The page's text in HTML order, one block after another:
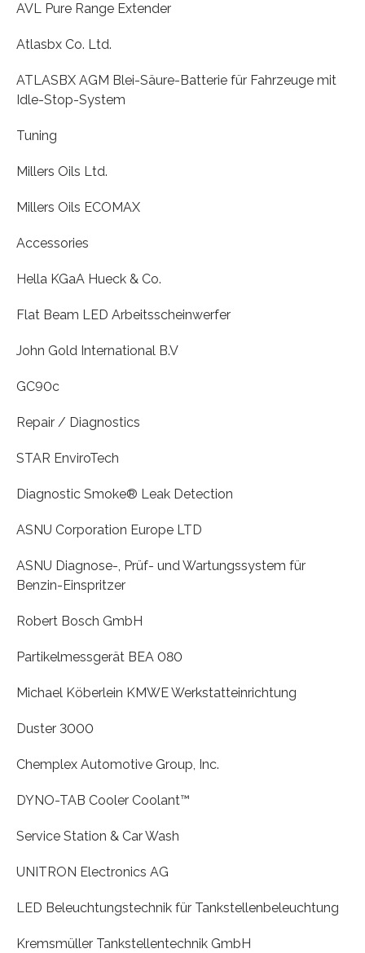
AVL Pure Range Extender
Atlasbx Co. Ltd.
ATLASBX AGM Blei-Säure-Batterie für Fahrzeuge mit
Idle-Stop-System
Tuning
Millers Oils Ltd.
Millers Oils ECOMAX
Accessories
Hella KGaA Hueck & Co.
Flat Beam LED Arbeitsscheinwerfer
John Gold International B.V
GC90c
Repair / Diagnostics
STAR EnviroTech
Diagnostic Smoke® Leak Detection
ASNU Corporation Europe LTD
ASNU Diagnose-, Prüf- und Wartungssystem für
Benzin-Einspritzer
Robert Bosch GmbH
Partikelmessgerät BEA 080
Michael Köberlein KMWE Werkstatteinrichtung
Duster 3000
Chemplex Automotive Group, Inc.
DYNO-TAB Cooler Coolant™
Service Station & Car Wash
UNITRON Electronics AG
LED Beleuchtungstechnik für Tankstellenbeleuchtung
Kremsmüller Tankstellentechnik GmbH